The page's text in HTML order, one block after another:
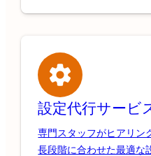
設定代行サービ
専門スタッフがヒアリン
長段階に合わせた最適な